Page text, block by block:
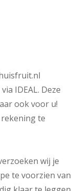
IDEAL. Deze
ook voor u!
te
wij je
te voorzien van